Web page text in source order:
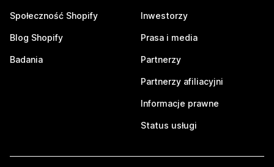
Społeczność Shopify
Blog Shopify
Badania
Inwestorzy
Prasa i media
Partnerzy
Partnerzy afiliacyjni
Informacje prawne
Status usługi